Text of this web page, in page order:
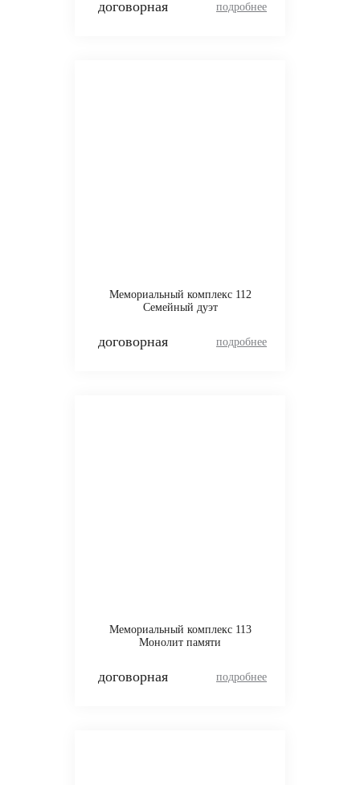
договорная
Мемориальный комплекс 112
Семейный дуэт
договорная
Мемориальный комплекс 113
Монолит памяти
договорная